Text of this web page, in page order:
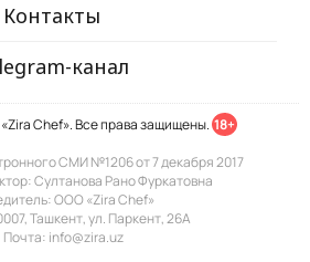
Контакты
канал
Chef». Все права защищены. 18+
СМИ №1206 от 7 декабря 2017
Султанова Рано Фуркатовна
ООО «Zira Chef»
Ташкент, ул. Паркент, 26А
Почта: info@zira.uz